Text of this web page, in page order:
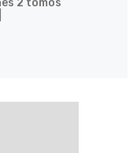
2 tomos